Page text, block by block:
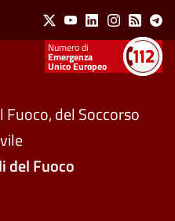
Social Menu
X YoutubeLinkedinInstagram
Feed
Numeri utili
Emergenza
Unico Europeo
del Soccorso
del Fuoco